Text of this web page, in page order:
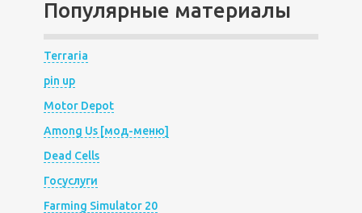
Популярные материалы
Terraria
pin up
Motor Depot
Among Us [мод-меню]
Dead Cells
Госуслуги
Farming Simulator 20